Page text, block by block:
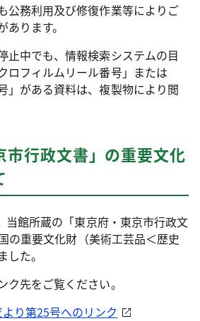
務利用及び修復作業等によりご
ります。
中でも、情報検索システムの目
ロフィルムリール番号」または
」がある資料は、複製物により閲
市行政文書」の重要文化
館所蔵の「東京府・東京市行政文
の重要文化財（美術工芸品＜歴史
た。
先をご覧ください。
り第25号へのリンク